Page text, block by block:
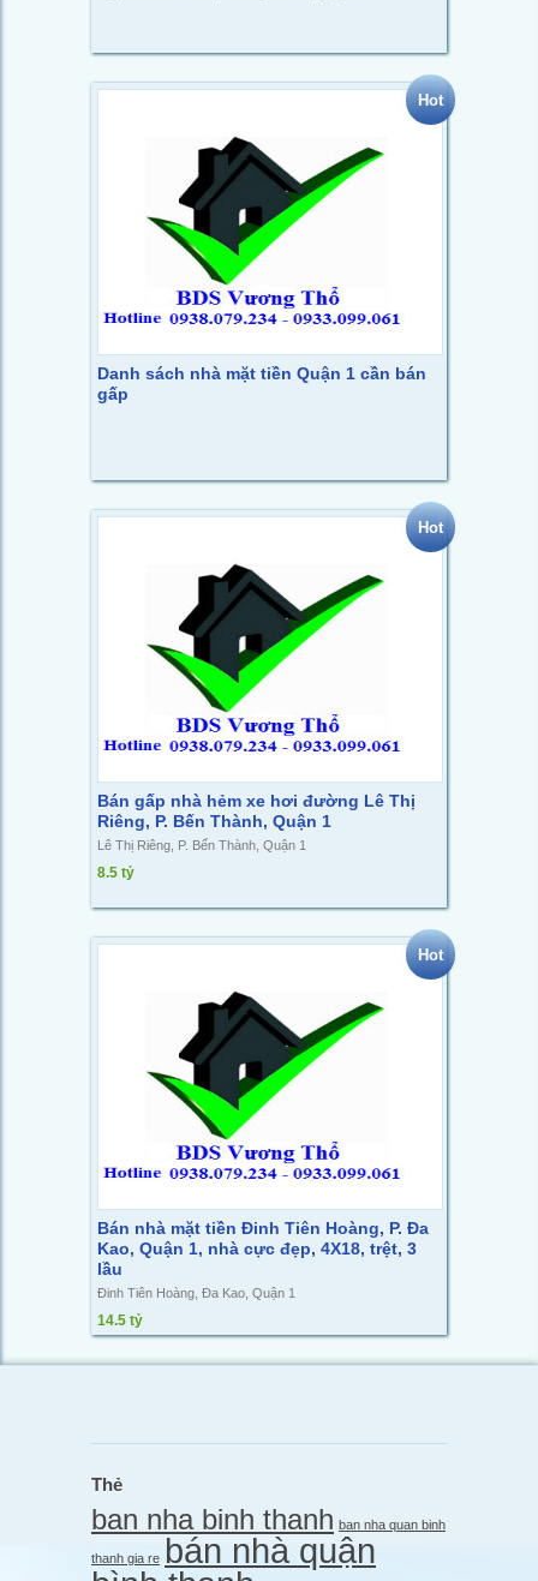
Danh sách nhà mặt tiền Quận 1 cần bán
gấp
Hot
Bán gấp nhà hẻm xe hơi đường Lê Thị
Riêng, P. Bến Thành, Quận 1
Lê Thị Riêng, P. Bến Thành, Quận 1
8.5 tỷ
Hot
Bán nhà mặt tiền Đinh Tiên Hoàng, P. Đa
Kao, Quận 1, nhà cực đẹp, 4X18, trệt, 3
lầu
Đinh Tiên Hoàng, Đa Kao, Quận 1
14.5 tỷ
Hot
Thẻ
ban nha binh thanh ban nha quan binh
thanh gia re bán nhà quận